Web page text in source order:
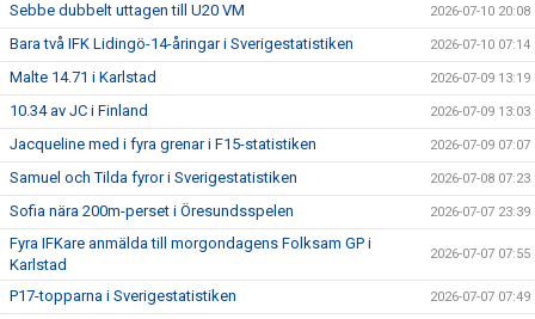
Sebbe dubbelt uttagen till U20 VM 2026-07-10 20:08
Bara två IFK Lidingö-14-åringar i Sverigestatistiken 2026-07-10 07:14
Malte 14.71 i Karlstad 2026-07-09 13:19
10.34 av JC i Finland 2026-07-09 13:03
Jacqueline med i fyra grenar i F15-statistiken 2026-07-09 07:07
Samuel och Tilda fyror i Sverigestatistiken 2026-07-08 07:23
Sofia nära 200m-perset i Öresundsspelen 2026-07-07 23:39
Fyra IFKare anmälda till morgondagens Folksam GP i
Karlstad
2026-07-07 07:55
P17-topparna i Sverigestatistiken 2026-07-07 07:49